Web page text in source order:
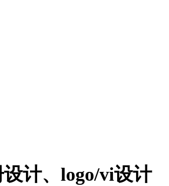
计、logo/vi设计